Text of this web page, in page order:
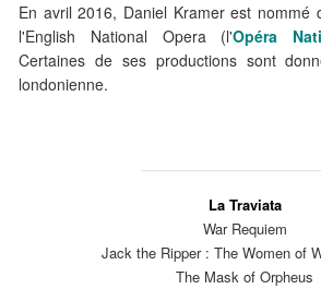
En avril 2016, Daniel Kramer est nommé
l'English National Opera (l'Opéra
Certaines de ses productions sont
londonienne.
La Traviata
War Requiem
Jack the Ripper : The Women of
The Mask of Orpheus